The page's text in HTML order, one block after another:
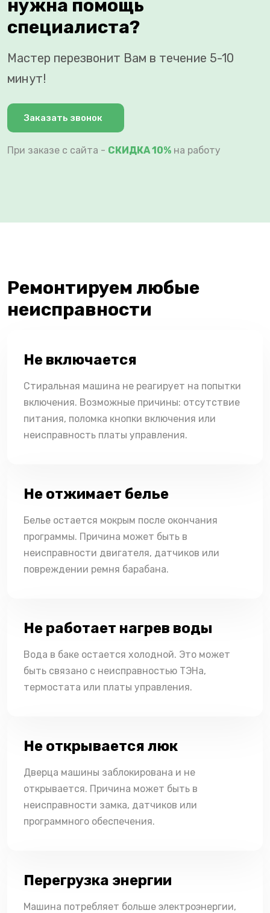
нужна помощь
специалиста?
Мастер перезвонит Вам в течение 5-10
минут!
Заказать звонок
При заказе с сайта - СКИДКА 10% на работу
Ремонтируем любые
неисправности
Не включается
Стиральная машина не реагирует на попытки
включения. Возможные причины: отсутствие
питания, поломка кнопки включения или
неисправность платы управления.
Не отжимает белье
Белье остается мокрым после окончания
программы. Причина может быть в
неисправности двигателя, датчиков или
повреждении ремня барабана.
Не работает нагрев воды
Вода в баке остается холодной. Это может
быть связано с неисправностью ТЭНа,
термостата или платы управления.
Не открывается люк
Дверца машины заблокирована и не
открывается. Причина может быть в
неисправности замка, датчиков или
программного обеспечения.
Перегрузка энергии
Машина потребляет больше электроэнергии,